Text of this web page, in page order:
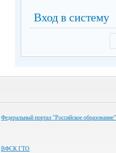
Вход в систему
Федеральный портал "Российское образование"
ВФСК ГТО